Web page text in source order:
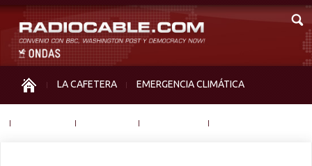
LA CAFETERA EMERGENCIA CLIMÁTICA